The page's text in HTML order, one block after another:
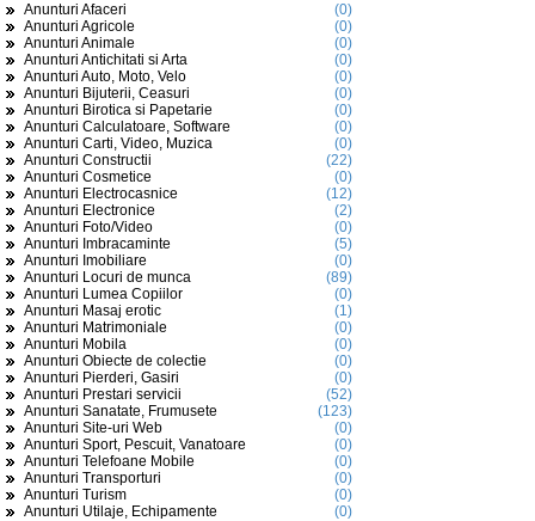
Anunturi Afaceri
(0)
Anunturi Agricole
(0)
Anunturi Animale
(0)
Anunturi Antichitati si Arta
(0)
Anunturi Auto, Moto, Velo
(0)
Anunturi Bijuterii, Ceasuri
(0)
Anunturi Birotica si Papetarie
(0)
Anunturi Calculatoare, Software
(0)
Anunturi Carti, Video, Muzica
(0)
Anunturi Constructii
(22)
Anunturi Cosmetice
(0)
Anunturi Electrocasnice
(12)
Anunturi Electronice
(2)
Anunturi Foto/Video
(0)
Anunturi Imbracaminte
(5)
Anunturi Imobiliare
(0)
Anunturi Locuri de munca
(89)
Anunturi Lumea Copiilor
(0)
Anunturi Masaj erotic
(1)
Anunturi Matrimoniale
(0)
Anunturi Mobila
(0)
Anunturi Obiecte de colectie
(0)
Anunturi Pierderi, Gasiri
(0)
Anunturi Prestari servicii
(52)
Anunturi Sanatate, Frumusete
(123)
Anunturi Site-uri Web
(0)
Anunturi Sport, Pescuit, Vanatoare
(0)
Anunturi Telefoane Mobile
(0)
Anunturi Transporturi
(0)
Anunturi Turism
(0)
Anunturi Utilaje, Echipamente
(0)